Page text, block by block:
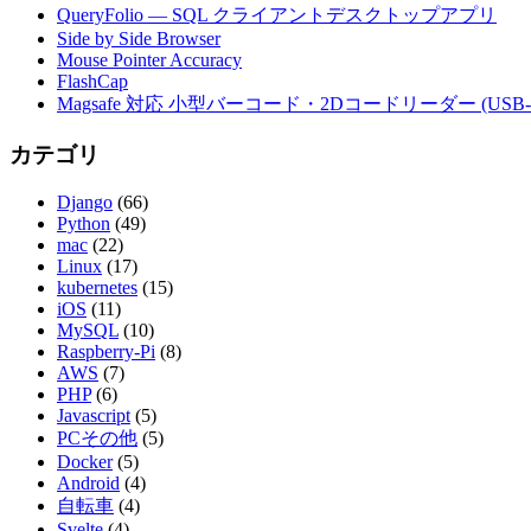
QueryFolio — SQL クライアントデスクトップアプリ
Side by Side Browser
Mouse Pointer Accuracy
FlashCap
Magsafe 対応 小型バーコード・2Dコードリーダー
カテゴリ
Django (66)
Python (49)
mac (22)
Linux (17)
kubernetes (15)
iOS (11)
MySQL (10)
Raspberry-Pi (8)
AWS (7)
PHP (6)
Javascript (5)
PCその他 (5)
Docker (5)
Android (4)
自転車 (4)